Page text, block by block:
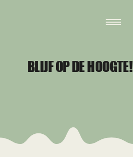
BLIJF OP DE HOOGTE!